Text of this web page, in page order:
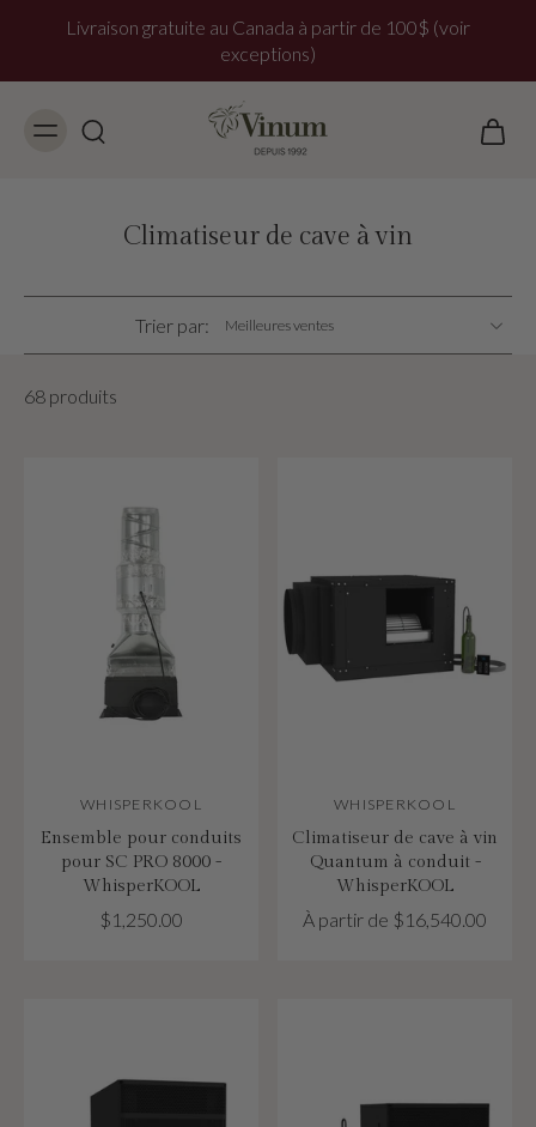
Livraison gratuite au Canada à partir de 100$ (voir
exceptions)
Climatiseur de cave à vin
Trier par:
68 produits
WHISPERKOOL
Ensemble pour conduits
pour SC PRO 8000 -
WhisperKOOL
$1,250.00
WHISPERKOOL
Climatiseur de cave à vin
Quantum à conduit -
WhisperKOOL
À partir de $16,540.00